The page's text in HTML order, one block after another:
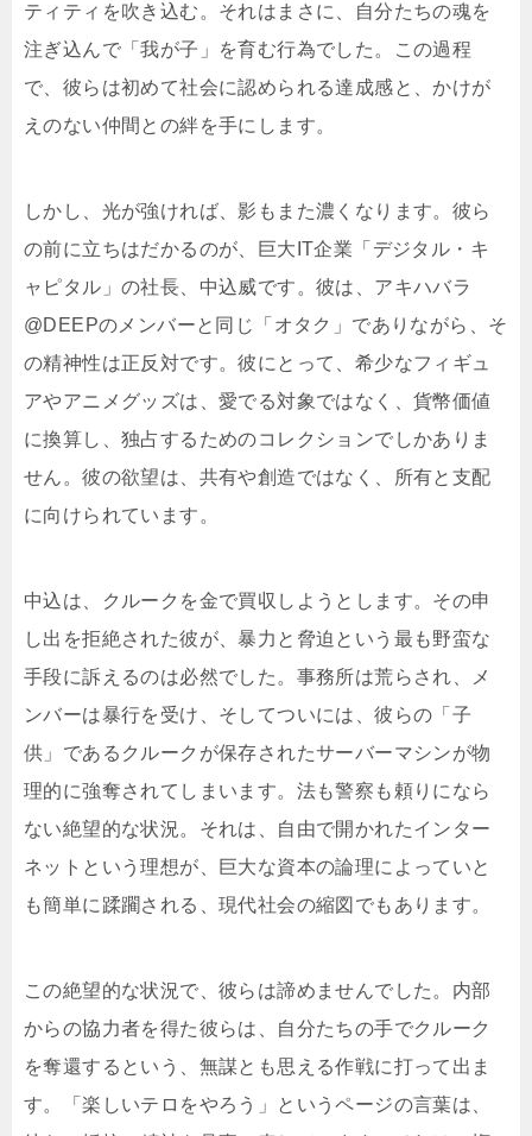
ティティを吹き込む。それはまさに、自分たちの魂を
注ぎ込んで「我が子」を育む行為でした。この過程
で、彼らは初めて社会に認められる達成感と、かけが
えのない仲間との絆を手にします。
しかし、光が強ければ、影もまた濃くなります。彼ら
の前に立ちはだかるのが、巨大IT企業「デジタル・キ
ャピタル」の社長、中込威です。彼は、アキハバラ
@DEEPのメンバーと同じ「オタク」でありながら、そ
の精神性は正反対です。彼にとって、希少なフィギュ
アやアニメグッズは、愛でる対象ではなく、貨幣価値
に換算し、独占するためのコレクションでしかありま
せん。彼の欲望は、共有や創造ではなく、所有と支配
に向けられています。
中込は、クルークを金で買収しようとします。その申
し出を拒絶された彼が、暴力と脅迫という最も野蛮な
手段に訴えるのは必然でした。事務所は荒らされ、メ
ンバーは暴行を受け、そしてついには、彼らの「子
供」であるクルークが保存されたサーバーマシンが物
理的に強奪されてしまいます。法も警察も頼りになら
ない絶望的な状況。それは、自由で開かれたインター
ネットという理想が、巨大な資本の論理によっていと
も簡単に蹂躙される、現代社会の縮図でもあります。
この絶望的な状況で、彼らは諦めませんでした。内部
からの協力者を得た彼らは、自分たちの手でクルーク
を奪還するという、無謀とも思える作戦に打って出ま
す。「楽しいテロをやろう」というページの言葉は、